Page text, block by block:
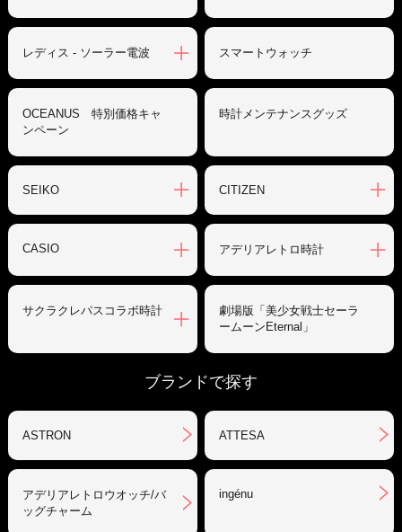
レディス - ソーラー電波 スマートウォッチ
OCEANUS 特別価格キャ
ンペーン
時計メンテナンスグッズ
SEIKO CITIZEN
CASIO アデリアレトロ時計
サクラクレパスコラボ時計
劇場版「美少女戦士セーラ
ームーンEternal」
ブランドで探す
ASTRON ATTESA
アデリアレトロウオッチ/バ
ッグチャーム
ingénu